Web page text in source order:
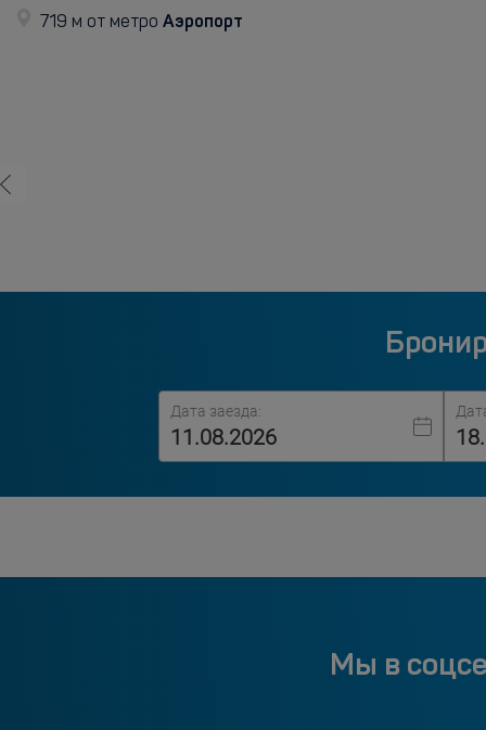
719 м от метро Аэропорт
Дата заезда:
Мы в